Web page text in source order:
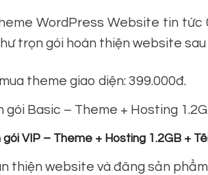
WordPress Website tin
trọn gói hoàn thiện website sau
theme giao diện: 399.000đ.
gói Basic – Theme + Hosting
gói VIP – Theme + Hosting 1.2GB +
thiện website và đăng sản